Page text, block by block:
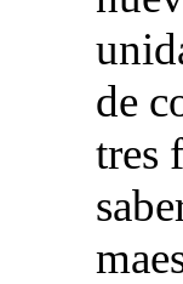
de
tres